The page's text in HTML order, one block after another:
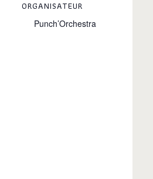
ORGANISATEUR
Punch’Orchestra